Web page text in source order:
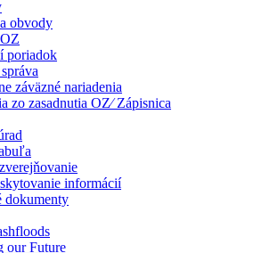
obvody
poriadok
záväzné nariadenia
zo zasadnutia OZ⁄ Zápisnica
informácií
dokumenty
our Future